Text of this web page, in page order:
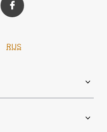
RUS